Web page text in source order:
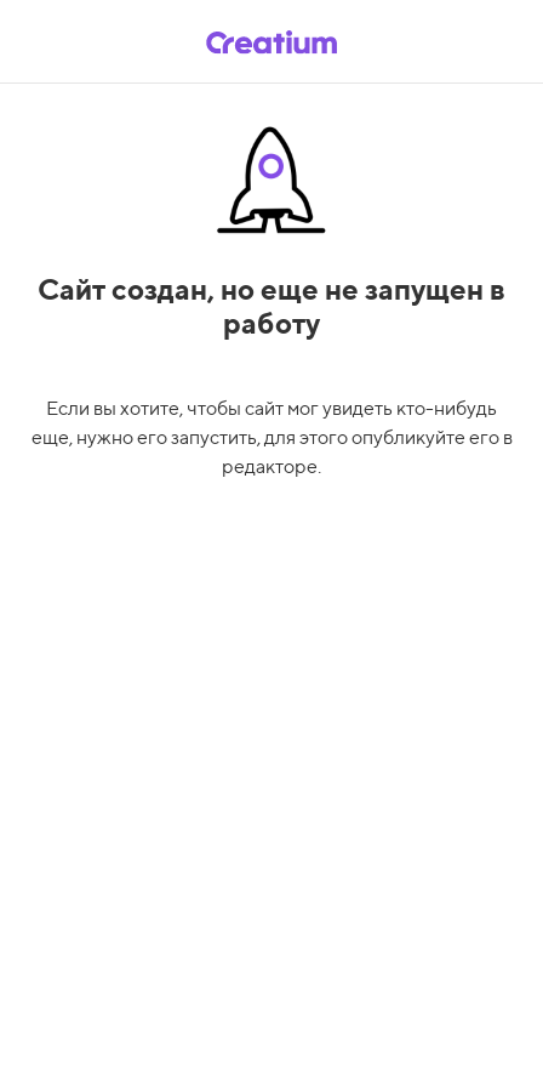
Сайт создан, но еще не запущен в
работу
Если вы хотите, чтобы сайт мог увидеть кто-нибудь
еще, нужно его запустить, для этого опубликуйте его в
редакторе.